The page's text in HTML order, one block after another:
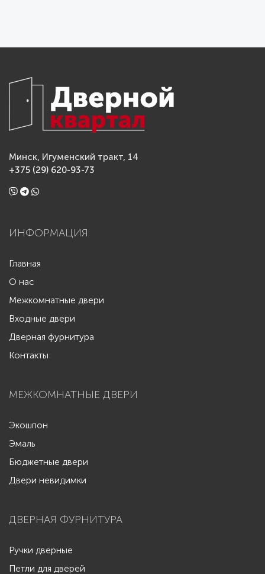
Минск, Игуменский тракт, 14
+375 (29) 620-93-73
ИНФОРМАЦИЯ
Главная
О нас
Межкомнатные двери
Входные двери
Дверная фурнитура
Контакты
МЕЖКОМНАТНЫЕ ДВЕРИ
Экошпон
Эмаль
Бюджетные двери
Двери невидимки
ДВЕРНАЯ ФУРНИТУРА
Ручки дверные
Петли для дверей